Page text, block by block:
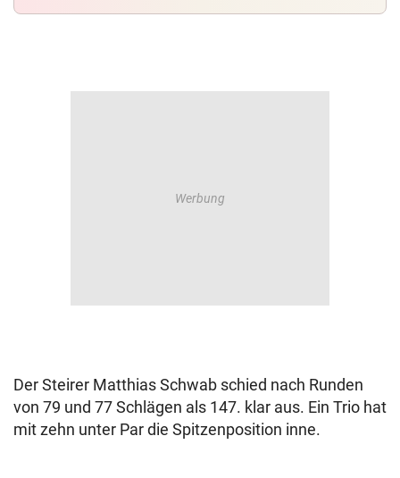
Der Steirer Matthias Schwab schied nach Runden
von 79 und 77 Schlägen als 147. klar aus. Ein Trio hat
mit zehn unter Par die Spitzenposition inne.